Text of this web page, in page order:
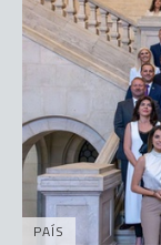
PAÍS